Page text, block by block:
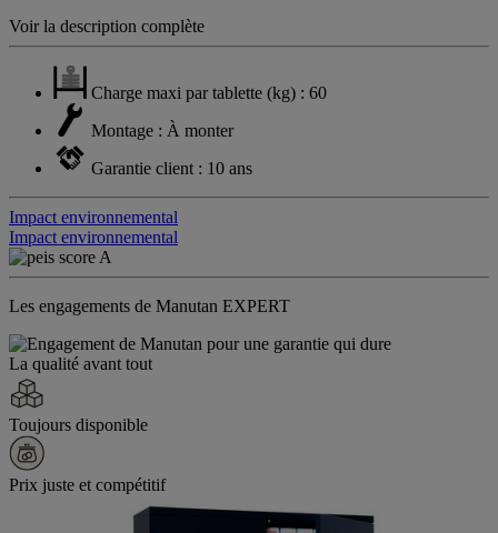
Voir la description complète
Charge maxi par tablette (kg) : 60
Montage : À monter
Garantie client : 10 ans
Impact environnemental
Impact environnemental
Les engagements de Manutan EXPERT
La qualité avant tout
Toujours disponible
Prix juste et compétitif